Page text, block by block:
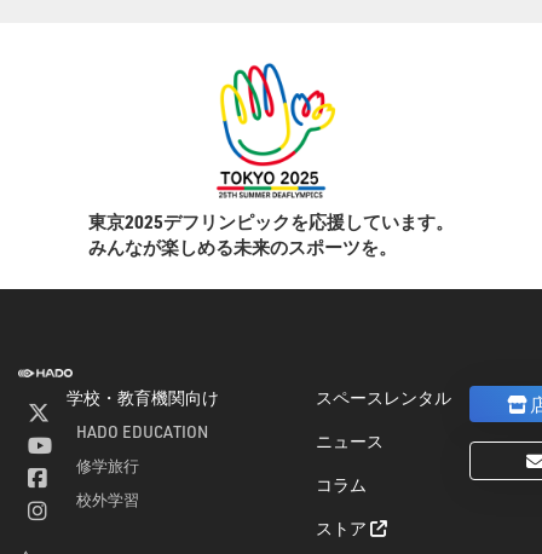
東京2025デフリンピックを応援しています。
みんなが楽しめる未来のスポーツを。
学校・教育機関向け
HADO EDUCATION
修学旅行
校外学習
スペースレンタル
ニュース
コラム
ストア